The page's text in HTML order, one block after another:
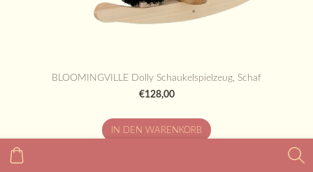
BLOOMINGVILLE Dolly Schaukelspielzeug, Schaf
€128,00
IN DEN WARENKORB